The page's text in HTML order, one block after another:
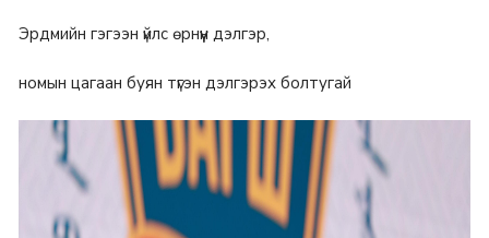
Эрдмийн гэгээн үйлс өрнүүн дэлгэр,
номын цагаан буян түгэн дэлгэрэх болтугай